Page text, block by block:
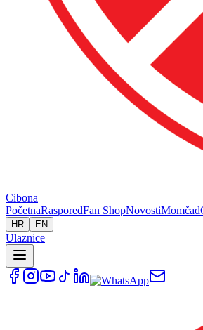
Cibona
PočetnaRasporedFan ShopNovostiMomčad
HR EN
Ulaznice